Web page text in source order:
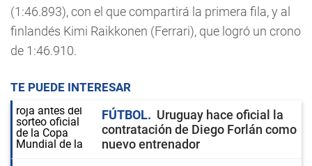
(1:46.893), con el que compartirá la primera fila, y al
finlandés Kimi Raikkonen (Ferrari), que logró un crono
de 1:46.910.
TE PUEDE INTERESAR
FÚTBOL
Uruguay hace oficial la
contratación de Diego Forlán como
nuevo entrenador